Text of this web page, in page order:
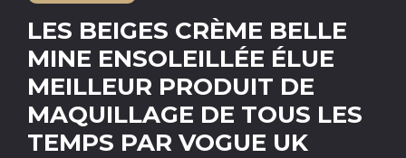
LES BEIGES CRÈME BELLE
MINE ENSOLEILLÉE ÉLUE
MEILLEUR PRODUIT DE
MAQUILLAGE DE TOUS LES
TEMPS PAR VOGUE UK